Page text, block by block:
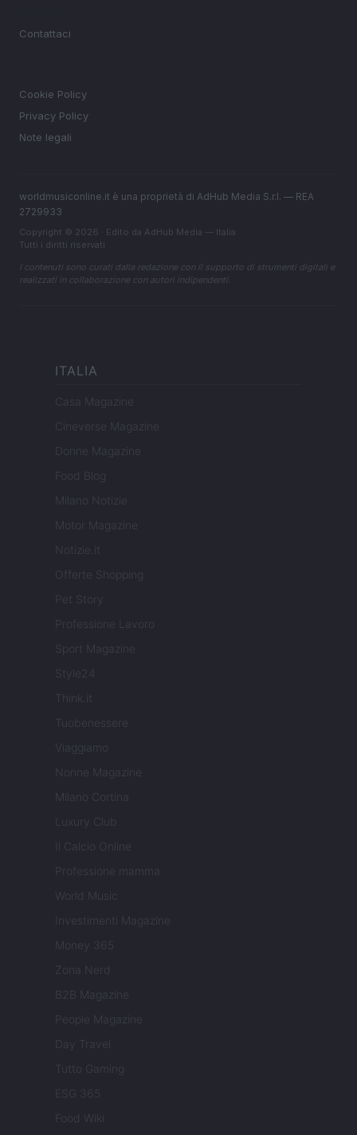
Contattaci
Cookie Policy
Privacy Policy
Note legali
worldmusiconline.it è una proprietà di AdHub Media S.r.l. — REA
2729933
Copyright © 2026 · Edito da AdHub Media — Italia
Tutti i diritti riservati
I contenuti sono curati dalla redazione con il supporto di strumenti digitali e
realizzati in collaborazione con autori indipendenti.
ITALIA
Casa Magazine
Cineverse Magazine
Donne Magazine
Food Blog
Milano Notizie
Motor Magazine
Notizie.it
Offerte Shopping
Pet Story
Professione Lavoro
Sport Magazine
Style24
Think.it
Tuobenessere
Viaggiamo
Nonne Magazine
Milano Cortina
Luxury Club
Il Calcio Online
Professione mamma
World Music
Investimenti Magazine
Money 365
Zona Nerd
B2B Magazine
People Magazine
Day Travel
Tutto Gaming
ESG 365
Food Wiki